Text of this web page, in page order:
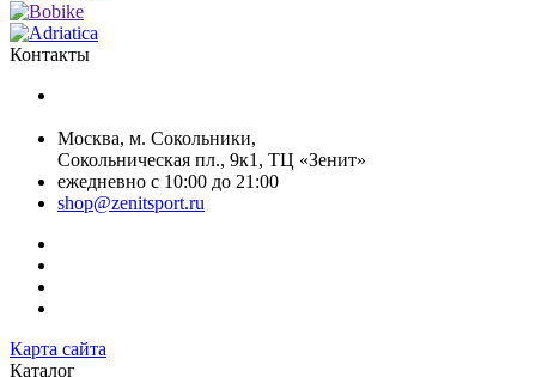
Контакты
Москва, м. Сокольники,
Сокольническая пл., 9к1, ТЦ «Зенит»
ежедневно с 10:00 до 21:00
shop@zenitsport.ru
Карта сайта
Каталог